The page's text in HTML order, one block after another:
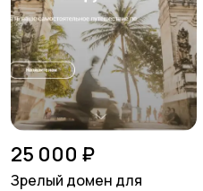
25 000 ₽
Зрелый домен для